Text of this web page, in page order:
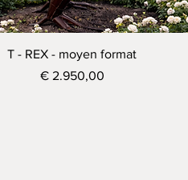
Visualização rápida
T - REX - moyen format
Preço
€ 2.950,00